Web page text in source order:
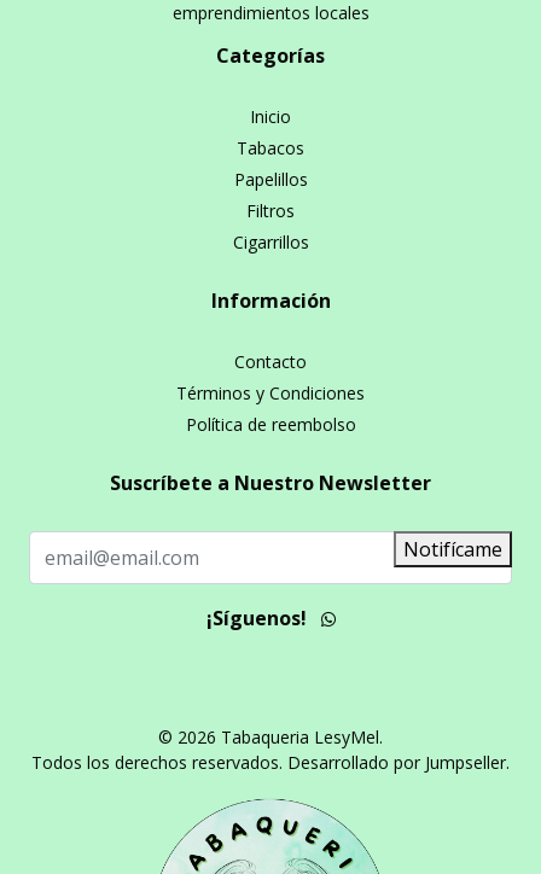
emprendimientos locales
Categorías
Inicio
Tabacos
Papelillos
Filtros
Cigarrillos
Información
Contacto
Términos y Condiciones
Política de reembolso
Suscríbete a Nuestro Newsletter
Notifícame
¡Síguenos!
© 2026 Tabaqueria LesyMel.
Todos los derechos reservados. Desarrollado por Jumpseller.